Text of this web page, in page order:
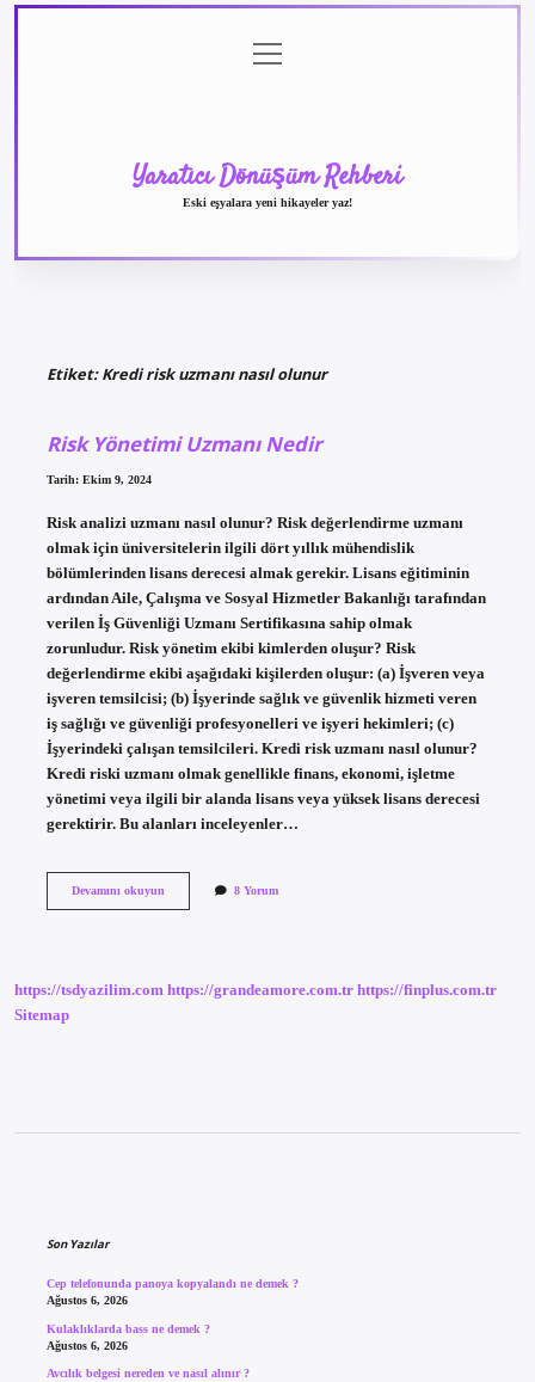
menüyü
aç
Yaratıcı Dönüşüm Rehberi
Eski eşyalara yeni hikayeler yaz!
Etiket:Kredi risk uzmanı nasıl olunur
Risk Yönetimi Uzmanı Nedir
Tarih: Ekim 9, 2024
Risk analizi uzmanı nasıl olunur? Risk değerlendirme uzmanı
olmak için üniversitelerin ilgili dört yıllık mühendislik
bölümlerinden lisans derecesi almak gerekir. Lisans eğitiminin
ardından Aile, Çalışma ve Sosyal Hizmetler Bakanlığı tarafından
verilen İş Güvenliği Uzmanı Sertifikasına sahip olmak
zorunludur. Risk yönetim ekibi kimlerden oluşur? Risk
değerlendirme ekibi aşağıdaki kişilerden oluşur: (a) İşveren veya
işveren temsilcisi; (b) İşyerinde sağlık ve güvenlik hizmeti veren
iş sağlığı ve güvenliği profesyonelleri ve işyeri hekimleri; (c)
İşyerindeki çalışan temsilcileri. Kredi risk uzmanı nasıl olunur?
Kredi riski uzmanı olmak genellikle finans, ekonomi, işletme
yönetimi veya ilgili bir alanda lisans veya yüksek lisans derecesi
gerektirir. Bu alanları inceleyenler…
Devamını okuyunRisk
8 Yorum
https://tsdyazilim.com https://grandeamore.com.tr https://finplus.com.tr
Sitemap
Son Yazılar
Cep telefonunda panoya kopyalandı ne demek ?
Ağustos 6, 2026
Kulaklıklarda bass ne demek ?
Ağustos 6, 2026
Avcılık belgesi nereden ve nasıl alınır ?